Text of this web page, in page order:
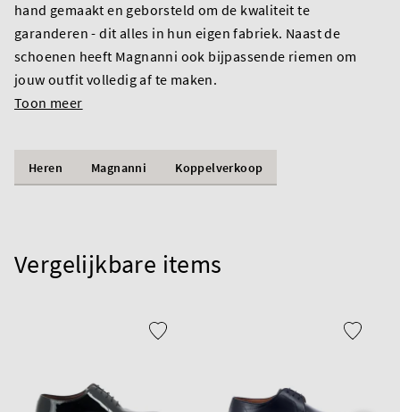
hand gemaakt en geborsteld om de kwaliteit te
garanderen - dit alles in hun eigen fabriek. Naast de
schoenen heeft Magnanni ook bijpassende riemen om
jouw outfit volledig af te maken.
Toon meer
Heren Magnanni Koppelverkoop
Vergelijkbare items